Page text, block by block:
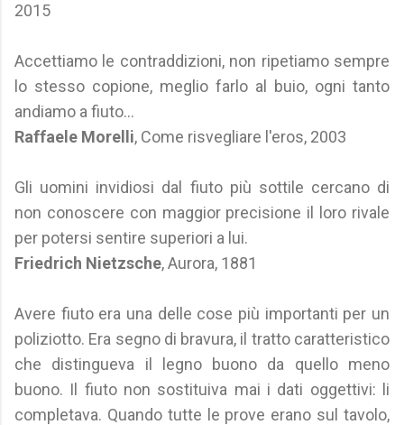
2015
Accettiamo le contraddizioni, non ripetiamo sempre
lo stesso copione, meglio farlo al buio, ogni tanto
andiamo a fiuto...
Raffaele Morelli, Come risvegliare l'eros, 2003
Gli uomini invidiosi dal fiuto più sottile cercano di
non conoscere con maggior precisione il loro rivale
per potersi sentire superiori a lui.
Friedrich Nietzsche, Aurora, 1881
Avere fiuto era una delle cose più importanti per un
poliziotto. Era segno di bravura, il tratto caratteristico
che distingueva il legno buono da quello meno
buono. Il fiuto non sostituiva mai i dati oggettivi: li
completava. Quando tutte le prove erano sul tavolo,